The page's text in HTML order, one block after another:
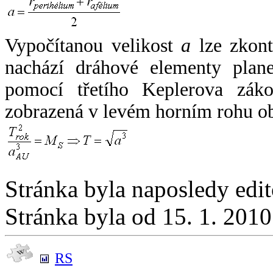
Vypočítanou velikost a lze
nachází dráhové elementy
pomocí třetího Keplerova
zobrazená v levém horním rohu
Stránka byla naposledy
Stránka byla od 15. 1.
RS